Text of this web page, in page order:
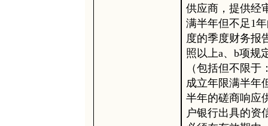
供应商，提供经
满半年但不足1
度的季度财务报
照以上a、b项规
（包括但不限
成立年限满半年
半年的磋商响应
户银行出具的资